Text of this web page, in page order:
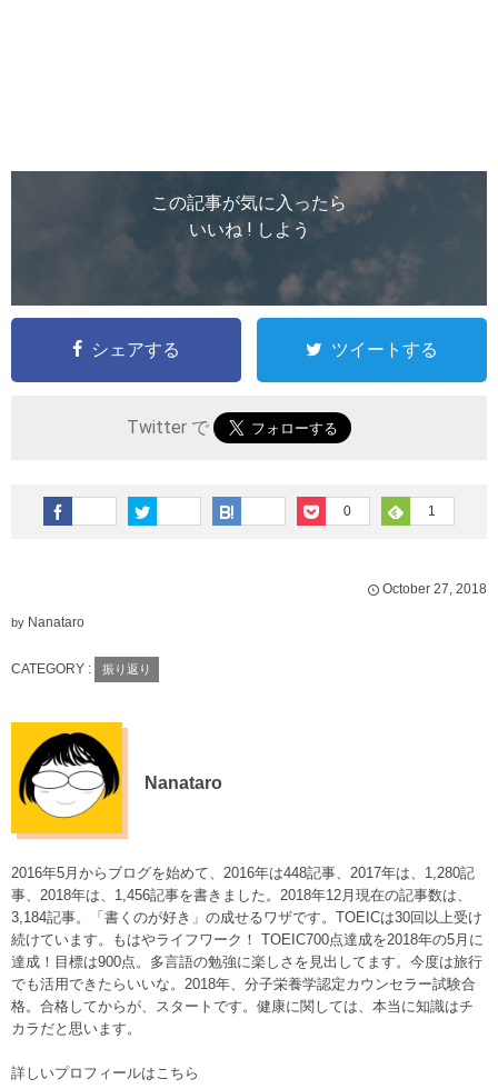
この記事が気に入ったら
いいね ! しよう
シェアする ツイートする
Twitter で
0 1
October 27, 2018
by Nanataro
CATEGORY : 振り返り
Nanataro
2016年5月からブログを始めて、2016年は448記事、2017年は、1,280記
事、2018年は、1,456記事を書きました。2018年12月現在の記事数は、
3,184記事。「書くのが好き」の成せるワザです。TOEICは30回以上受け
続けています。もはやライフワーク！ TOEIC700点達成を2018年の5月に
達成！目標は900点。多言語の勉強に楽しさを見出してます。今度は旅行
でも活用できたらいいな。2018年、分子栄養学認定カウンセラー試験合
格。合格してからが、スタートです。健康に関しては、本当に知識はチ
カラだと思います。
詳しいプロフィールはこちら